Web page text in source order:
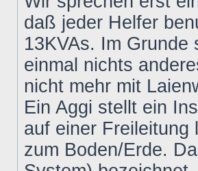
daß jeder Helfer
13KVAs. Im
einmal nichts
nicht mehr mit
Ein Aggi stellt ein
auf einer Freileitung
zum Boden/Erde.